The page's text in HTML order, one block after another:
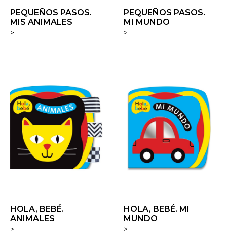
PEQUEÑOS PASOS.
MIS ANIMALES
>
PEQUEÑOS PASOS.
MI MUNDO
>
HOLA, BEBÉ.
ANIMALES
>
HOLA, BEBÉ. MI
MUNDO
>